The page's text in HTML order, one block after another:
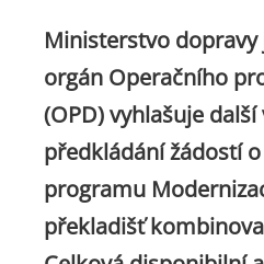
Ministerstvo dopravy
orgán Operačního
(OPD) vyhlašuje
předkládání žádostí
programu
překladišť